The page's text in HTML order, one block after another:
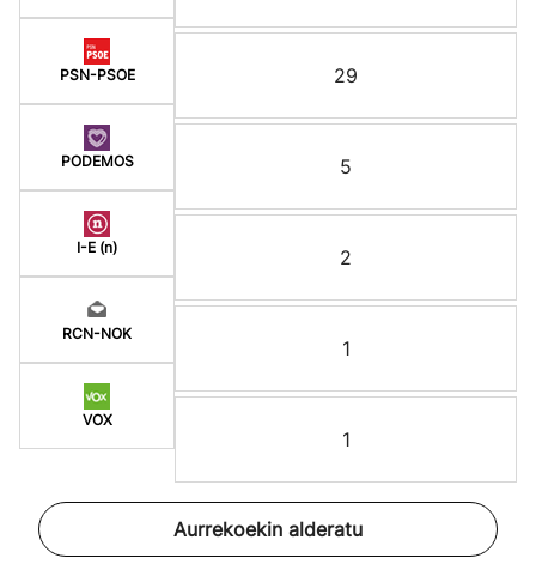
PSN-PSOE
PODEMOS
I-E (n)
RCN-NOK
VOX
29
5
2
1
1
Aurrekoekin alderatu